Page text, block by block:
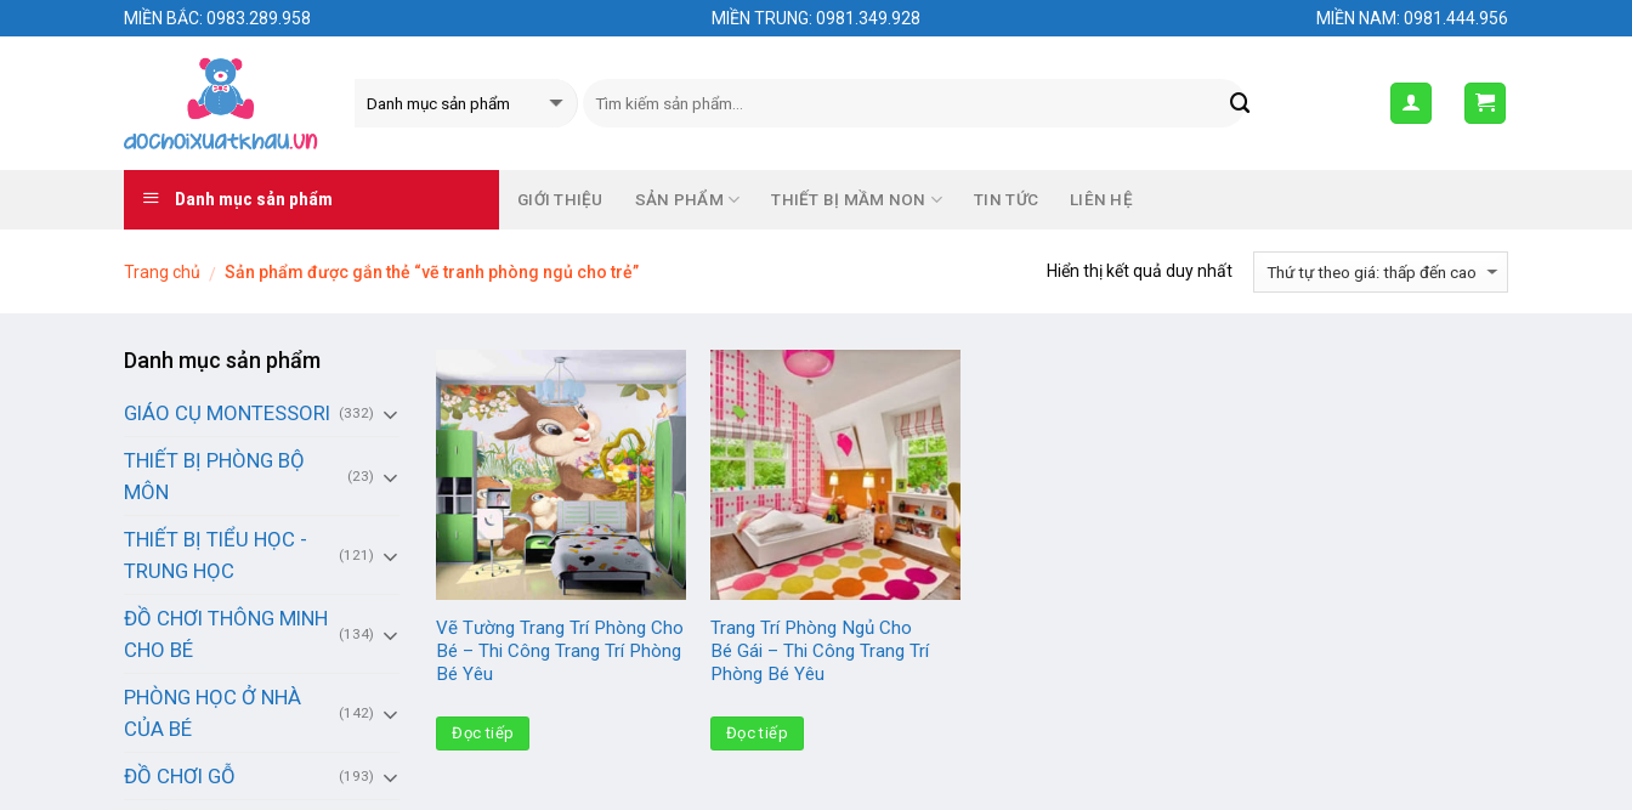
MIỀN BẮC: 0983.289.958 MIỀN TRUNG: 0981.349.928 MIỀN NAM: 0981.444.956
Danh mục sản phẩm GIỚI THIỆU SẢN PHẨM THIẾT BỊ MẦM NON TIN TỨC LIÊN HỆ
Trang chủ / Sản phẩm được gắn thẻ “vẽ tranh phòng ngủ cho trẻ” Hiển thị kết quả duy nhất
Danh mục sản phẩm
GIÁO CỤ MONTESSORI (332)
THIẾT BỊ PHÒNG BỘ
MÔN
(23)
THIẾT BỊ TIỂU HỌC -
TRUNG HỌC
(121)
ĐỒ CHƠI THÔNG MINH
CHO BÉ
(134)
PHÒNG HỌC Ở NHÀ
CỦA BÉ
(142)
ĐỒ CHƠI GỖ (193)
Vẽ Tường Trang Trí Phòng Cho
Bé – Thi Công Trang Trí Phòng
Bé Yêu
Đọc tiếp
Trang Trí Phòng Ngủ Cho
Bé Gái – Thi Công Trang Trí
Phòng Bé Yêu
Đọc tiếp